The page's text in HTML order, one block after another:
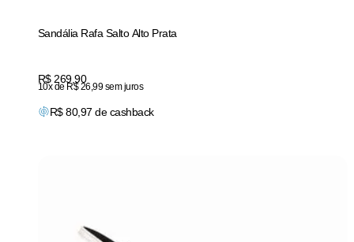
Sandália Rafa Salto Alto Prata
Price:
R$ 269,90
10x de R$ 26,99 sem juros
R$80,97 de cashback